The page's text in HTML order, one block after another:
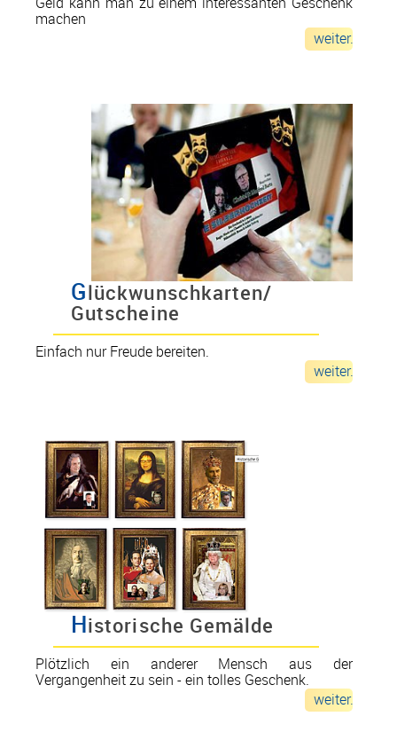
machen
weiter...
Glückwunschkarten/
Gutscheine
Einfach nur Freude bereiten.
weiter...
Historische Gemälde
Plötzlich ein anderer Mensch aus der
Vergangenheit zu sein - ein tolles Geschenk.
weiter...